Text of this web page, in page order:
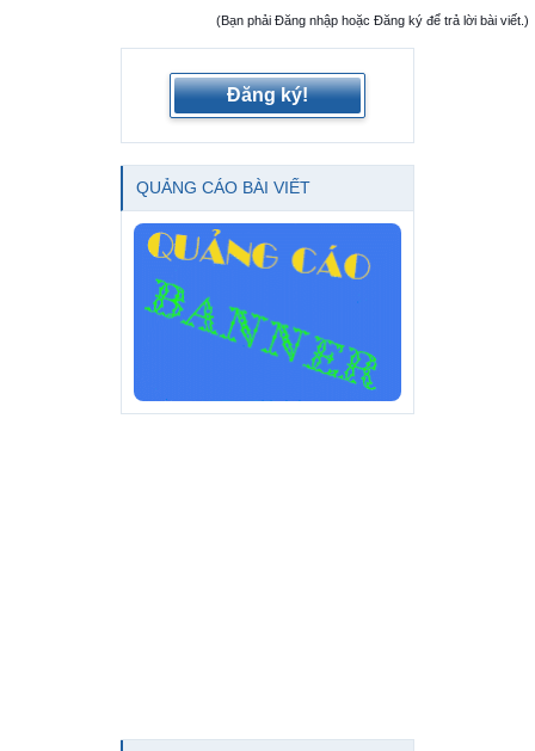
(Bạn phải Đăng nhập hoặc Đăng ký để trả lời bài viết.)
Đăng ký!
QUẢNG CÁO BÀI VIẾT